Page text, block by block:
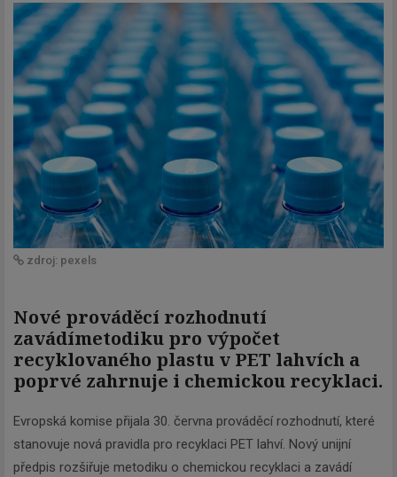
zdroj: pexels
Nové prováděcí rozhodnutí
zavádímetodiku pro výpočet
recyklovaného plastu v PET lahvích a
poprvé zahrnuje i chemickou recyklaci.
Evropská komise přijala 30. června prováděcí rozhodnutí, které
stanovuje nová pravidla pro recyklaci PET lahví. Nový unijní
předpis rozšiřuje metodiku o chemickou recyklaci a zavádí